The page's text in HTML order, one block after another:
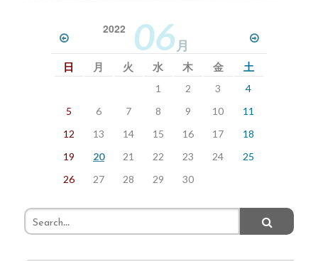
2022 06月
日
月 火 水 木 金 土
1 2 3
4
5
6 7 8 9 10
11
12
13 14 15 16 17
18
19
20 21 22 23 24
25
26
27 28 29 30